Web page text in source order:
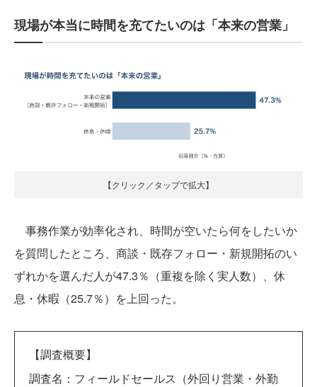
現場が本当に時間を充てたいのは「本来の営業」
【クリック／タップで拡大】
事務作業が効率化され、時間が空いたら何をしたいか
を質問したところ、商談・既存フォロー・新規開拓のい
ずれかを選んだ人が47.3％（重複を除く実人数）、休
息・休暇（25.7％）を上回った。
【調査概要】
調査名：フィールドセールス（外回り営業・外勤